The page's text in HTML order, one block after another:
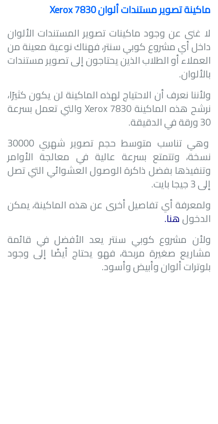
ماكينة تصوير مستندات ألوانXerox 7830
لا غنى عن وجود ماكينات تصوير المستندات الألوان
داخل أي مشروع كوبي سنتر، فهناك نوعية معينة من
العملاء أو الطلاب الذين يحتاجون إلى تصوير مستندات
بالألوان.
ولأننا نعرف أن الاحتياج لهذه الماكينة لن يكون كثيرًا،
نرشح هذه الماكينةXerox 7830والتي تعمل بسرعة
30 ورقة في الدقيقة.
وهي تناسب متوسط حجم تصوير شهري 30000
نسخة، وتتمتع بسرعة عالية في معالجة الأوامر
وتنفيذها بفضل ذاكرة الوصول العشوائي التي تصل
إلى 3 جيجا بايت.
ولمعرفة أي تفاصيل أخرى عن هذه الماكينة، يمكن
الدخولهنا.
ولأن مشروع كوبي سنتر يعد الأفضل في قائمة
مشاريع صغيرة مربحة، فهو يحتاج أيضًا إلى وجود
بلوترات ألوان وأبيض وأسود.